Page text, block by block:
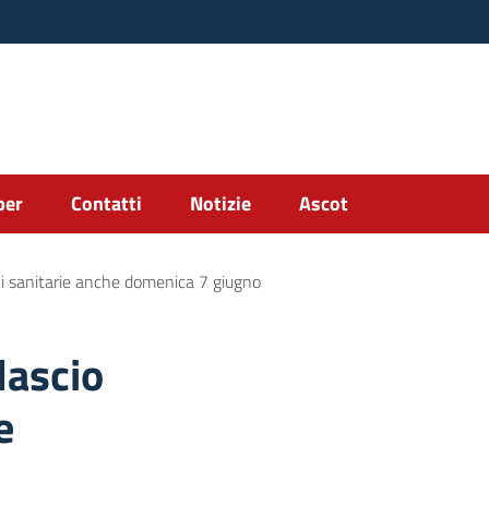
Contatti Notizie Ascot
sanitarie anche domenica 7 giugno